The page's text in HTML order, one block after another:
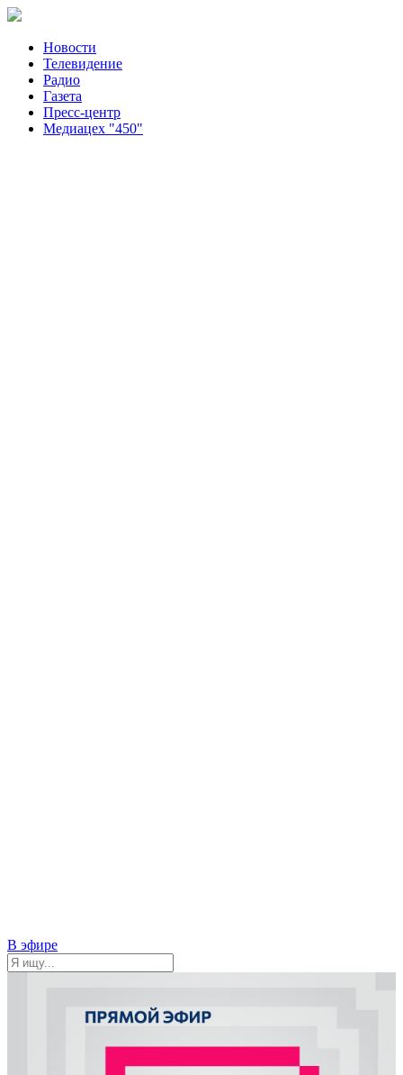
Новости
Телевидение
Радио
Газета
Пресс-центр
Медиацех "450"
В эфире